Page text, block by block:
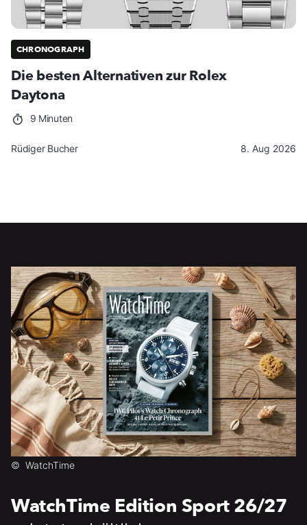
CHRONOGRAPH
Die besten Alternativen zur Rolex
Daytona
9 Minuten
Rüdiger Bucher 8. Aug 2026
© WatchTime
WatchTime Edition Sport 26/27